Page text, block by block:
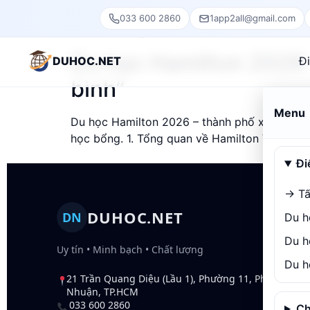
033 600 2860 1app2all@gmail.com
DUHOC.NET
Menu
→
Du
Du
Du
Category:cuộc
Du học Hamilton 2026
bình”
Du học Hamilton 2026 – thành phố xanh
học bổng. 1. Tổng quan về Hamilton Vị trí
DN DUHOC.NET
Uy tín • Minh bạch • Chất lượng
21 Trần Quang Diệu (Lầu 1), Phường 11, Phú
Nhuận, TP.HCM
033 600 2860